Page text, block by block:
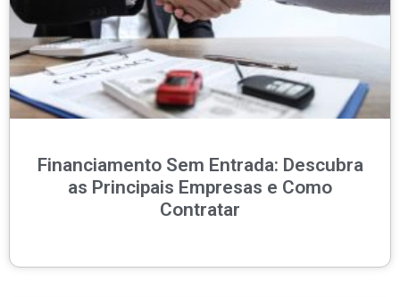
Financiamento Sem Entrada: Descubra
as Principais Empresas e Como
Contratar